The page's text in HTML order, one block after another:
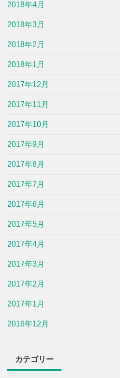
2018年4月
2018年3月
2018年2月
2018年1月
2017年12月
2017年11月
2017年10月
2017年9月
2017年8月
2017年7月
2017年6月
2017年5月
2017年4月
2017年3月
2017年2月
2017年1月
2016年12月
カテゴリー